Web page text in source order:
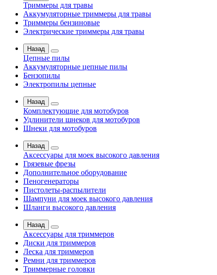
Триммеры для травы
Аккумуляторные триммеры для травы
Триммеры бензиновые
Электрические триммеры для травы
Назад
Цепные пилы
Аккумуляторные цепные пилы
Бензопилы
Электропилы цепные
Назад
Комплектующие для мотобуров
Удлинители шнеков для мотобуров
Шнеки для мотобуров
Назад
Аксессуары для моек высокого давления
Грязевые фрезы
Дополнительное оборудование
Пеногенераторы
Пистолеты-распылители
Шампуни для моек высокого давления
Шланги высокого давления
Назад
Аксессуары для триммеров
Диски для триммеров
Леска для триммеров
Ремни для триммеров
Триммерные головки